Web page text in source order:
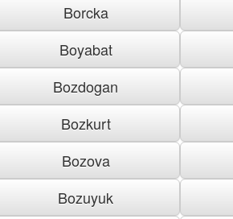
Borcka
Boyabat
Bozdogan
Bozkurt
Bozova
Bozuyuk